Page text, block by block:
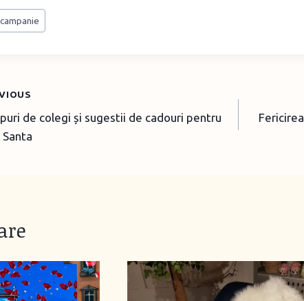
campanie
de colegi și sugestii de cadouri pentru